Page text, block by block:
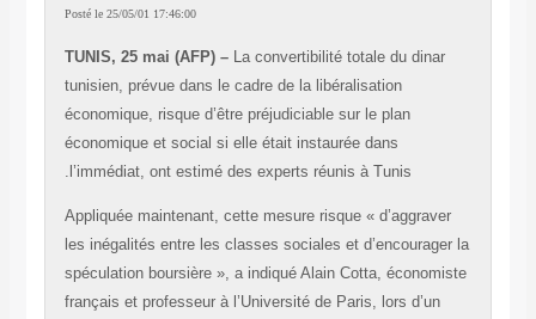
Posté le 25/05/01 17:46:00
TUNIS, 25 mai (AFP) –La convertibilité totale du
tunisien, prévue dans le cadre de la libéralisation
économique, risque d’être préjudiciable sur le plan
économique et social si elle était instaurée dans
l’immédiat, ont estimé des experts réunis à Tunis.
Appliquée maintenant, cette mesure risque «
les inégalités entre les classes sociales et
spéculation boursière », a indiqué Alain Cotta,
français et professeur à l’Université de Paris, lors